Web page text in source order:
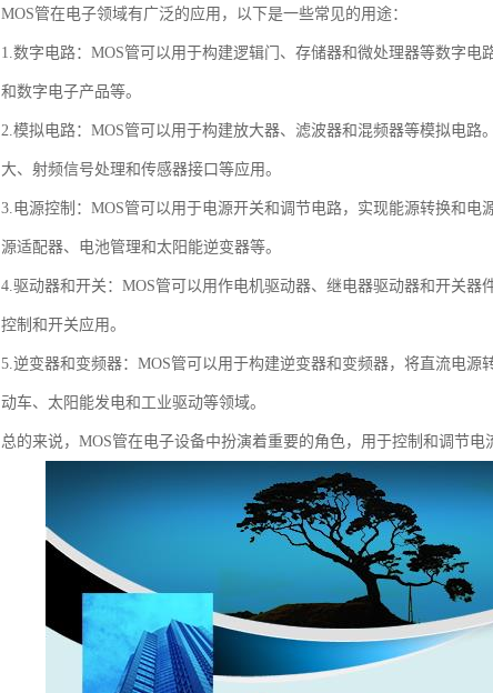
MOS管在电子领域有广泛的应用，以下是一些常见的用途：
1.数字电路：MOS管可以用于构建逻辑门、存储器和微处理器等数字
和数字电子产品等。
2.模拟电路：MOS管可以用于构建放大器、滤波器和混频器等模拟电
大、射频信号处理和传感器接口等应用。
3.电源控制：MOS管可以用于电源开关和调节电路，实现能源转换和
源适配器、电池管理和太阳能逆变器等。
4.驱动器和开关：MOS管可以用作电机驱动器、继电器驱动器和开关
控制和开关应用。
5.逆变器和变频器：MOS管可以用于构建逆变器和变频器，将直流电
动车、太阳能发电和工业驱动等领域。
总的来说，MOS管在电子设备中扮演着重要的角色，用于控制和调节电